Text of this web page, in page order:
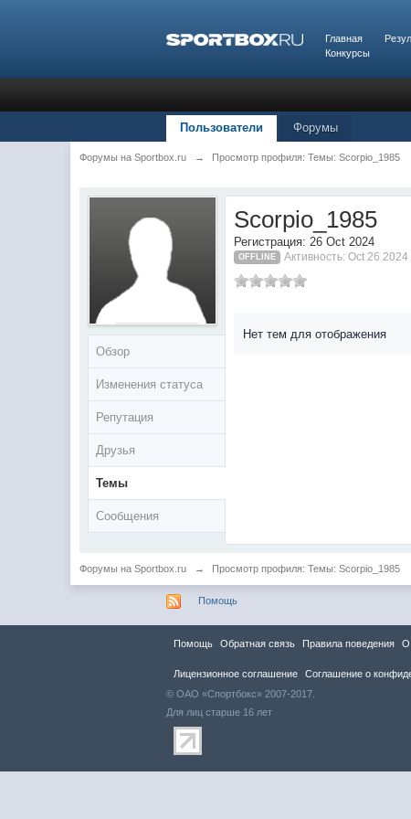
Главная
Конкурсы
Пользователи Форумы
Форумы на Sportbox.ru → Просмотр профиля: Темы: Scorpio_1985
Обзор
Изменения статуса
Репутация
Друзья
Темы
Сообщения
Scorpio_1985
Регистрация: 26 Oct 2024
OFFLINE Активность: Oct 26
Нет тем для отображения
Форумы на Sportbox.ru → Просмотр профиля: Темы: Scorpio_1985
Помощь
Помощь Обратная связь Правила повeдения О
Лицензионное соглашение Соглашение о
© ОАО «Спортбокс» 2007-2017.
Для лиц старше 16 лет